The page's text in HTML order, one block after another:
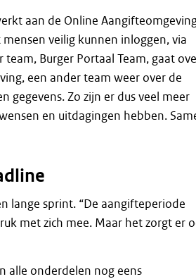
aan de Online
veilig kunnen inloggen, via
Burger Portaal Team, gaat
een ander team weer over de
gegevens. Zo zijn er dus veel meer
en uitdagingen hebben.
lange sprint. “De aangifteperiode
met zich mee. Maar het zorgt er
alle onderdelen nog eens